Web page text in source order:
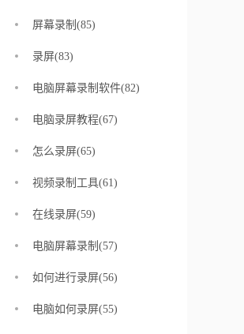
屏幕录制(85)
录屏(83)
电脑屏幕录制软件(82)
电脑录屏教程(67)
怎么录屏(65)
视频录制工具(61)
在线录屏(59)
电脑屏幕录制(57)
如何进行录屏(56)
电脑如何录屏(55)